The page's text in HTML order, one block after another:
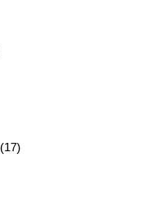
(17)